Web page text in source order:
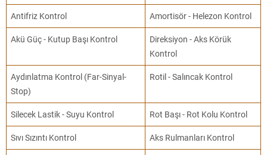
Antifriz Kontrol Amortisör - Helezon Kontrol
Akü Güç - Kutup Başı Kontrol
Direksiyon - Aks Körük
Kontrol
Aydınlatma Kontrol (Far-Sinyal-
Stop)
Rotil - Salıncak Kontrol
Silecek Lastik - Suyu Kontrol Rot Başı - Rot Kolu Kontrol
Sıvı Sızıntı Kontrol Aks Rulmanları Kontrol